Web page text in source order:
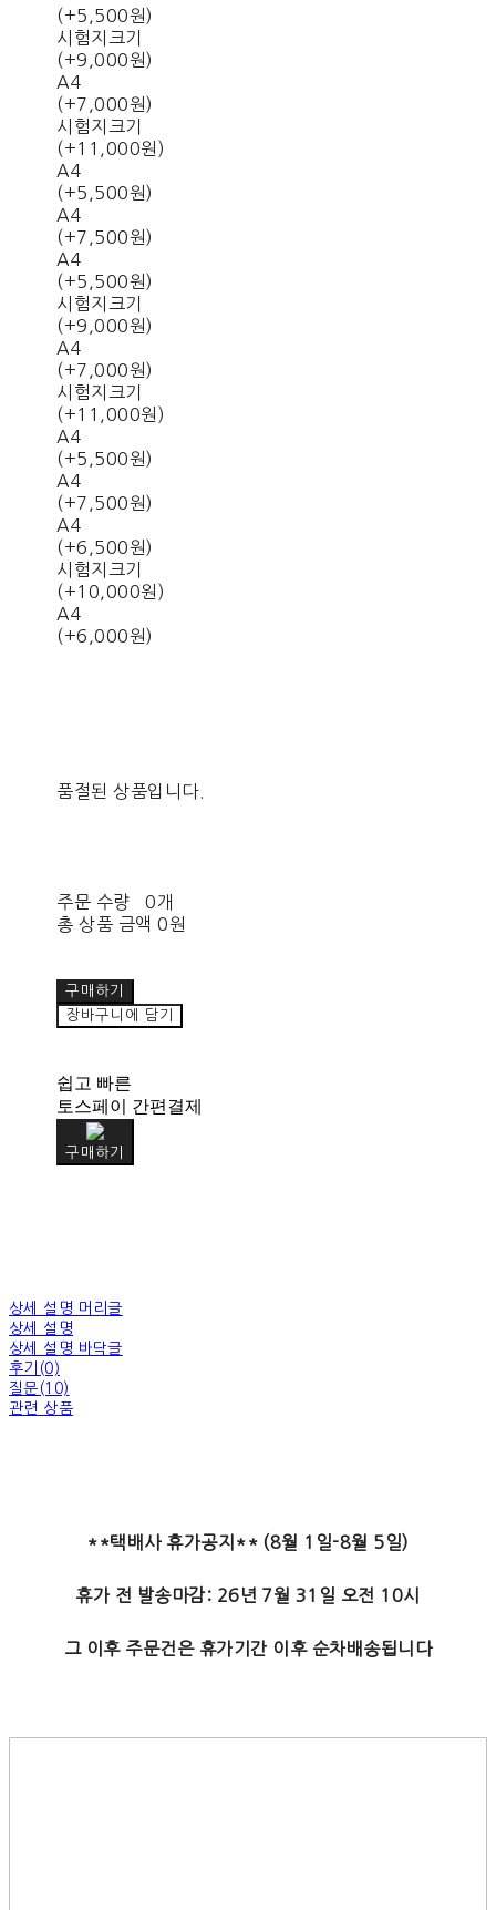
(+5,500원)
시험지크기
(+9,000원)
A4
(+7,000원)
시험지크기
(+11,000원)
A4
(+5,500원)
A4
(+7,500원)
A4
(+5,500원)
시험지크기
(+9,000원)
A4
(+7,000원)
시험지크기
(+11,000원)
A4
(+5,500원)
A4
(+7,500원)
A4
(+6,500원)
시험지크기
(+10,000원)
A4
(+6,000원)
품절된 상품입니다.
주문 수량
0개
총 상품 금액 0원
구매하기
장바구니에 담기
쉽고 빠른
토스페이 간편결제
구매하기
상세 설명 머리글
상세 설명
상세 설명 바닥글
후기(0)
질문(10)
관련 상품
**택배사 휴가공지** (8월 1일-8월 5일)
휴가 전 발송마감: 26년 7월 31일 오전 10시
그 이후 주문건은 휴가기간 이후 순차배송됩니다